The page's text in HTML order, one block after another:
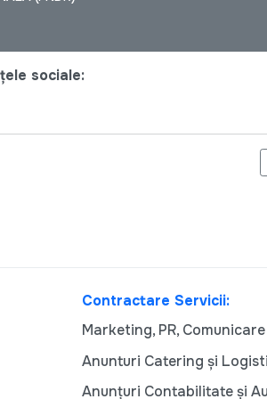
sociale:
DIFICIL LA PIEȚE, ECONOMIA FĂRĂ
Contractare Servicii:
Marketing, PR, Comunicare
Anunturi Catering și
Anunțuri Contabilitate și